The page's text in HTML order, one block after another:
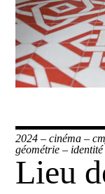
2024 –cinéma –
géométrie –
Lieu